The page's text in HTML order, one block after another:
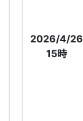
2026/4/26
15時